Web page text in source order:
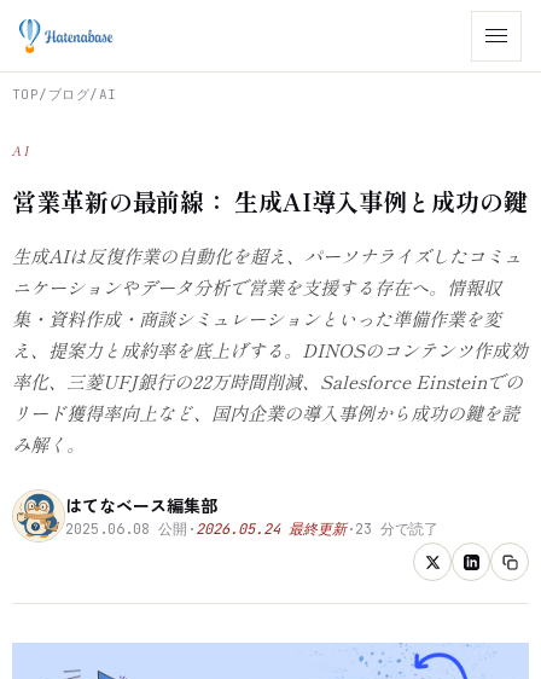
TOP/ ブログ/AI
AI
営業革新の最前線： 生成AI導入事例と成功の鍵
生成AIは反復作業の自動化を超え、パーソナライズしたコミュ
ニケーションやデータ分析で営業を支援する存在へ。情報収
集・資料作成・商談シミュレーションといった準備作業を変
え、提案力と成約率を底上げする。DINOSのコンテンツ作成効
率化、三菱UFJ銀行の22万時間削減、Salesforce Einsteinでの
リード獲得率向上など、国内企業の導入事例から成功の鍵を読
み解く。
はてなベース編集部
2025.06.08 公開 ·2026.05.24最終更新·23 分で読了